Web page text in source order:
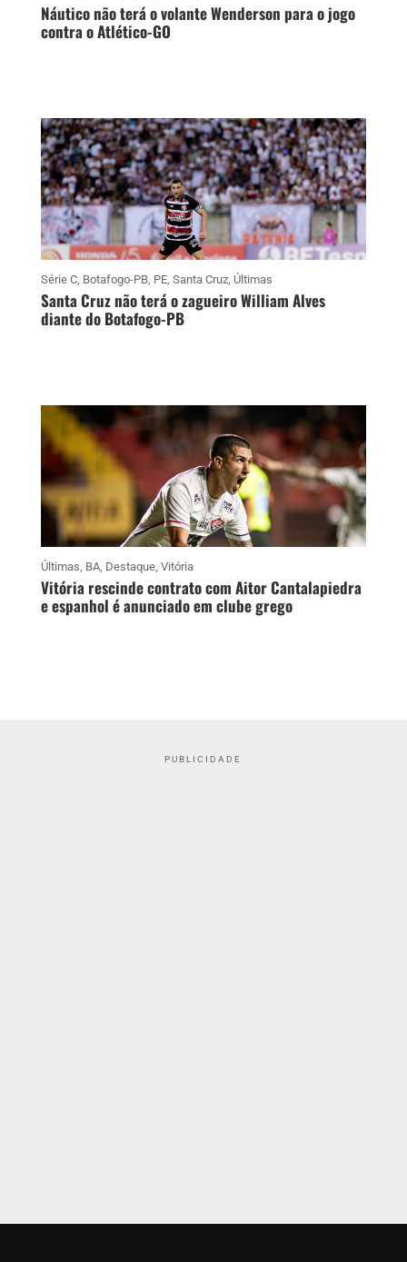
Náutico não terá o volante Wenderson para o jogo
contra o Atlético-GO
Série C, Botafogo-PB, PE, Santa Cruz, Últimas
Santa Cruz não terá o zagueiro William Alves
diante do Botafogo-PB
Últimas BA, Destaque, Vitória
Vitória rescinde contrato com Aitor Cantalapiedra
e espanhol é anunciado em clube grego
PUBLICIDADE